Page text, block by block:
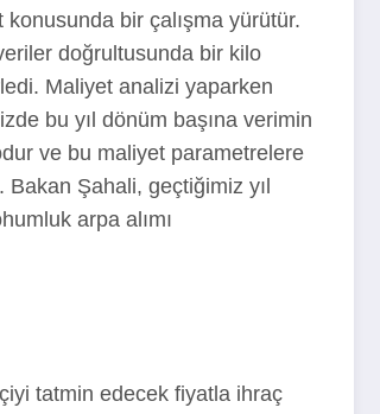
konusunda bir çalışma yürütür.
doğrultusunda bir kilo
Maliyet analizi yaparken
bu yıl dönüm başına verimin
ve bu maliyet parametrelere
Bakan Şahali, geçtiğimiz yıl
arpa alımı
tatmin edecek fiyatla ihraç